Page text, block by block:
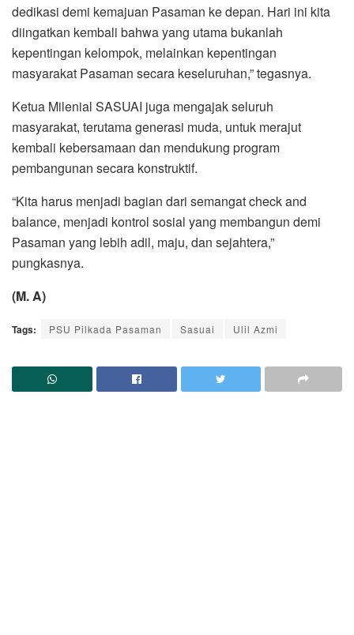
dedikasi demi kemajuan Pasaman ke depan. Hari ini kita
diingatkan kembali bahwa yang utama bukanlah
kepentingan kelompok, melainkan kepentingan
masyarakat Pasaman secara keseluruhan,” tegasnya.
Ketua Milenial SASUAI juga mengajak seluruh
masyarakat, terutama generasi muda, untuk merajut
kembali kebersamaan dan mendukung program
pembangunan secara konstruktif.
“Kita harus menjadi bagian dari semangat check and
balance, menjadi kontrol sosial yang membangun demi
Pasaman yang lebih adil, maju, dan sejahtera,”
pungkasnya.
(M. A)
Tags: PSU Pilkada Pasaman Sasuai Ulil Azmi